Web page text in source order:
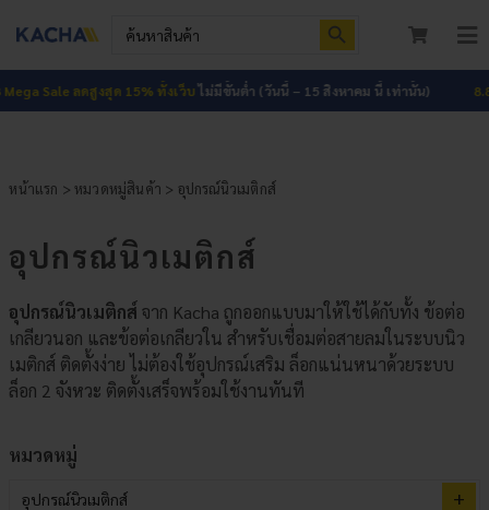
Search
for:
หน้าแรก
โปรโมชัน HOT
ผลงาน
บทความ
ติดต่อเรา
Sale ลดสูงสุด 15% ทั้งเว็บ ไม่มีขั้นต่ำ (วันนี้ – 15 สิงหาคม นี้ เท่านั้น) 8.8
หน้าแรก >หมวดหมู่สินค้า > อุปกรณ์นิวเมติกส์
อุปกรณ์นิวเมติกส์
อุปกรณ์นิวเมติกส์ จาก Kacha ถูกออกแบบมาให้ใช้ได้กับทั้ง ข้อต่อ
เกลียวนอก และข้อต่อเกลียวใน สำหรับเชื่อมต่อสายลมในระบบนิว
เมติกส์ ติดตั้งง่าย ไม่ต้องใช้อุปกรณ์เสริม ล็อกแน่นหนาด้วยระบบ
ล็อก 2 จังหวะ ติดตั้งเสร็จพร้อมใช้งานทันที
หมวดหมู่
อุปกรณ์นิวเมติกส์